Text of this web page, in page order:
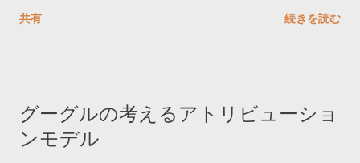
共有 続きを読む
グーグルの考えるアトリビューショ
ンモデル